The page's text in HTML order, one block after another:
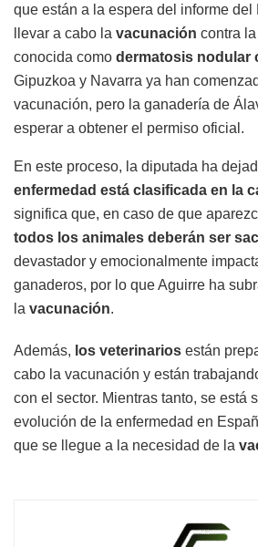
que están a la espera del informe
llevar a cabo la vacunación contra
conocida como dermatosis nodular
Gipuzkoa y Navarra ya han
vacunación, pero la ganadería de
esperar a obtener el permiso oficial.
En este proceso, la diputada ha
enfermedad está clasificada en la
significa que, en caso de que
todos los animales deberán ser
devastador y emocionalmente
ganaderos, por lo que Aguirre ha
la vacunación.
Además, los veterinarios están
cabo la vacunación y están
con el sector. Mientras tanto, se está
evolución de la enfermedad en
que se llegue a la necesidad de la